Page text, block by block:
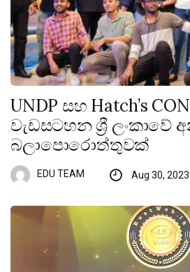
UNDP සහ Hatch’s
වැඩසටහන ශ්‍රී ලංකාවේ
බලාපොරොත්තුවක්
EDU TEAM Aug 30, 2023